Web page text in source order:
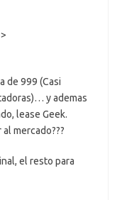
999 (Casi
y ademas
lease Geek.
mercado???
el resto para